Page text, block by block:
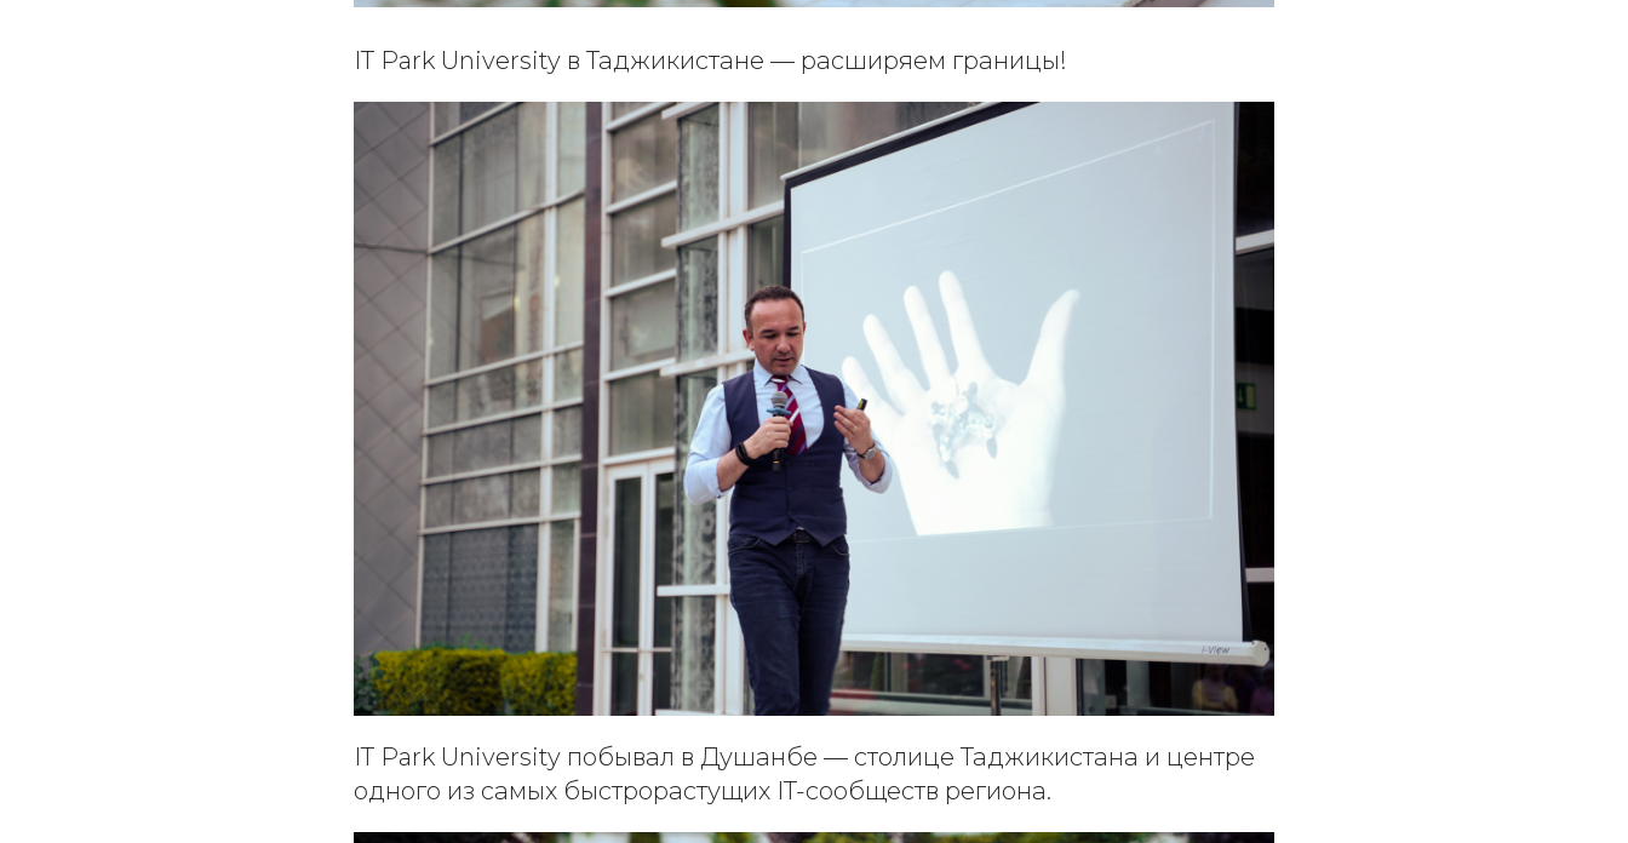
IT Park University в Таджикистане — расширяем границы!
IT Park University побывал в Душанбе — столице Таджикистана и центре
одного из самых быстрорастущих IT-сообществ региона.